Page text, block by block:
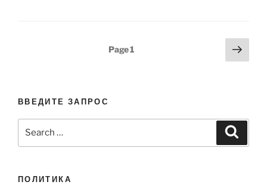
Page1
Next
page
ВВЕДИТЕ ЗАПРОС
ПОЛИТИКА